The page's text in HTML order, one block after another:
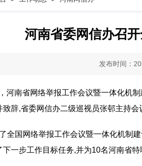
河南省委网信办召
发布时间：
南省网络举报工作会议暨一体化机制
致辞,省委网信办二级巡视员张邨主持会
国网络举报工作会议暨一体化机制建
下一步工作目标任务,并为10名河南省